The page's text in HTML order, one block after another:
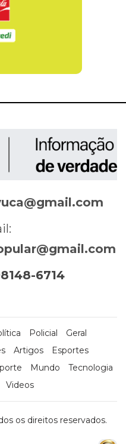
6714
Policial
Geral
Artigos
Esportes
Mundo
Tecnologia
Videos
os direitos reservados.